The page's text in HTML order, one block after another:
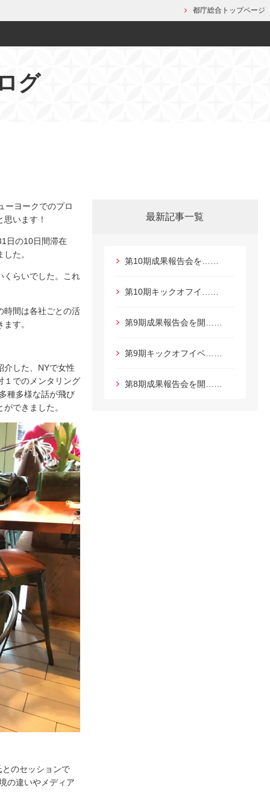
都庁総合トップページ
グ
ーヨークでのプロ
います！
日の10日間滞在
た。
くらいでした。これ
時間は各社ごとの活
す。
介した、NYで女性
１でのメンタリング
種多様な話が飛び
できました。
のセッションで
の違いやメディア
最新記事一覧
第10期成果報告会を……
第10期キックオフイ……
第9期成果報告会を開……
第9期キックオフイベ……
第8期成果報告会を開……